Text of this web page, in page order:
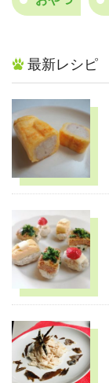
最新レシピ